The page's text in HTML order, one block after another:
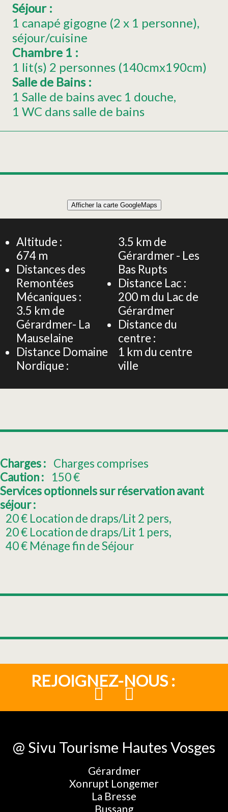
Séjour :
1 canapé gigogne (2 x 1 personne)
séjour/cuisine
Chambre 1 :
1 lit(s) 2 personnes (140cmx190cm)
Salle de Bains :
1 Salle de bains avec 1 douche
1 WC dans salle de bains
Afficher la carte GoogleMaps
Altitude :
674 m
Distances des
Remontées
Mécaniques :
3.5 km de
Gérardmer- La
Mauselaine
Distance Domaine
Nordique :
3.5 km de
Gérardmer - Les
Bas Rupts
Distance Lac :
200 m du Lac de
Gérardmer
Distance du
centre :
1 km du centre
ville
Charges : Charges comprises
Caution :
150€
Services optionnels sur réservation avant
séjour :
20€ Location de draps/Lit 2 pers
20€ Location de draps/Lit 1 pers
40€ Ménage fin de Séjour
REJOIGNEZ-NOUS :
@ Sivu Tourisme Hautes Vosges
Gérardmer
Xonrupt Longemer
La Bresse
Bussang